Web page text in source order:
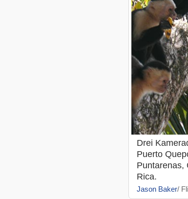
Drei
Puerto
Puntarenas,
Rica.
Jason Baker/